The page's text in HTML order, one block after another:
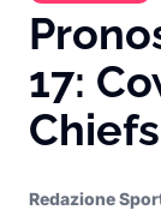
17:
Redazione